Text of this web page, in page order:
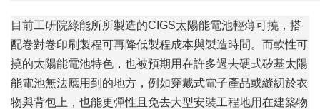
目前工研院綠能所所製造的CIGS太陽能電池輕薄可撓，搭
配卷對卷印刷製程可再降低製程成本與製造時間。而軟性可
撓的太陽能電池特色，也被預期用在許多過去硬式矽基太陽
能電池無法應用到的地方，例如穿戴式電子產品或縫紉於衣
物與背包上，也能更彈性且免去大型安裝工程地用在建築物